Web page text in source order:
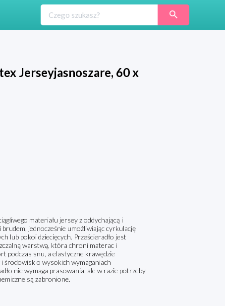
Jerseyjasnoszare, 60 x
materiału jersey z oddychającą i
jednocześnie umożliwiając cyrkulację
lub pokoi dziecięcych. Prześcieradło jest
warstwą, która chroni materac i
podczas snu, a elastyczne krawędzie
środowisk o wysokich wymaganiach
nie wymaga prasowania, ale w razie potrzeby
są zabronione.